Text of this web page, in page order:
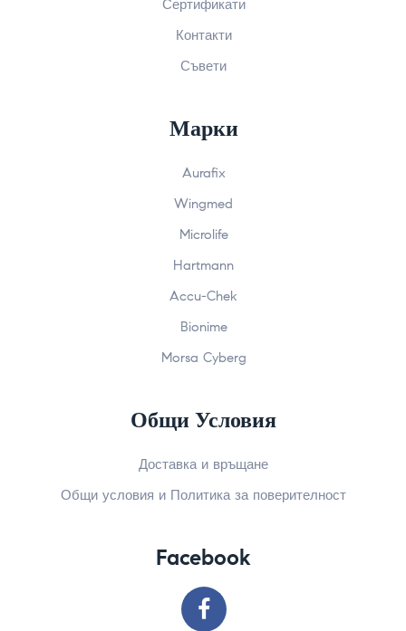
Сертификати
Контакти
Съвети
Марки
Aurafix
Wingmed
Microlife
Hartmann
Accu-Chek
Bionime
Morsa Cyberg
Общи Условия
Доставка и връщане
Общи условия и Политика за поверителност
Facebook